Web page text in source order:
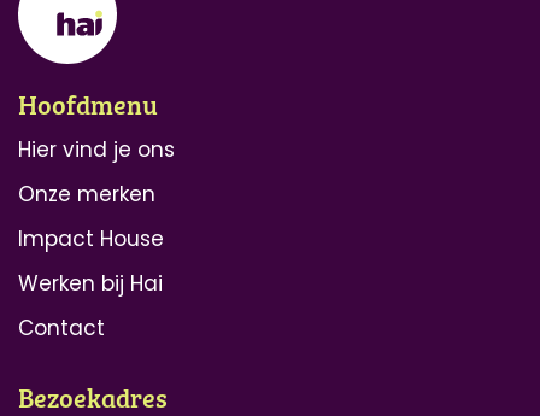
Hoofdmenu
Hier vind je ons
Onze merken
Impact House
Werken bij Hai
Contact
Bezoekadres